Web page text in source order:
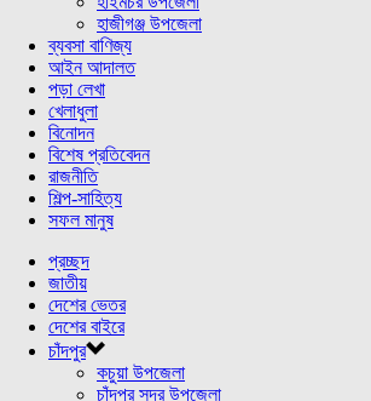
হাজীগঞ্জ উপজেলা
ব্যবসা বাণিজ্য
আইন আদালত
পড়া লেখা
খেলাধুলা
বিনোদন
বিশেষ প্রতিবেদন
রাজনীতি
শিল্প-সাহিত্য
সফল মানুষ
প্রচ্ছদ
জাতীয়
দেশের ভেতর
দেশের বাইরে
চাঁদপুর
কচুয়া উপজেলা
চাঁদপুর সদর উপজেলা